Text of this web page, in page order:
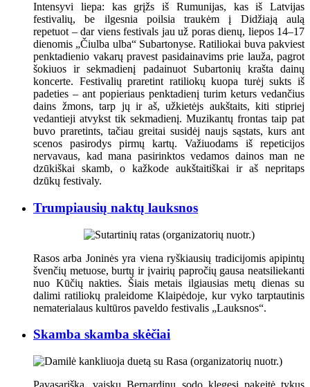
Intensyvi liepa: kas grįžs iš Rumunijas, kas iš Latvijas
festivalių, be ilgesnia poilsia traukėm į Didžiają aulą
repetuot – dar viens festivals jau už poras dienų, liepos 14–17
dienomis „Čiulba ulba“ Subartonyse. Ratiliokai buva pakviest
penktadienio vakarų pravest pasidainavims prie lauža, pagrot
šokiuos ir sekmadienį padainuot Subartonių krašta dainų
koncerte. Festivalių praretint ratiliokų kuopa turėj sukts iš
padeties – ant popieriaus penktadienį turim keturs vedančius
dains žmons, tarp jų ir aš, užkietėjs aukštaits, kiti stipriej
vedantieji atvykst tik sekmadienį. Muzikantų frontas taip pat
buvo praretints, tačiau greitai susidėj naujs sąstats, kurs ant
scenos pasirodys pirmų kartų. Važiuodams iš repeticijos
nervavaus, kad mana pasirinktos vedamos dainos man ne
dzūkiškai skamb, o kažkode aukštaitiškai ir aš nepritaps
dzūkų festivaly.
Trumpiausių naktų lauksnos
Rasos arba Joninės yra viena ryškiausių tradicijomis apipintų
švenčių metuose, burtų ir įvairių papročių gausa neatsiliekanti
nuo Kūčių nakties. Šiais metais ilgiausias metų dienas su
dalimi ratiliokų praleidome Klaipėdoje, kur vyko tarptautinis
nematerialaus kultūros paveldo festivalis „Lauksnos“.
Skamba skamba skėčiai
Pavasarišką, vaiskų Bernardinų sodo klegesį pakeitė tykus